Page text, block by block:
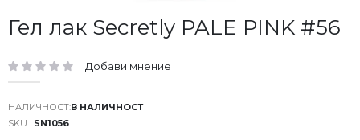
Гел лак Secretly PALE PINK #56
рейтинг: Добави мнение
В НАЛИЧНОСТ
SKU
SN1056
Преминете
към
на
галерия
със
снимки